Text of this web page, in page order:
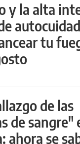
y la alta
tu
de las
de sangre"
se